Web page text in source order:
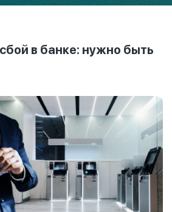
в банке: нужно быть